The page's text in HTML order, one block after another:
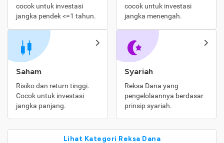
cocok untuk investasi
jangka pendek <=1 tahun.
cocok untuk investasi
jangka menengah.
Saham
Risiko dan return tinggi.
Cocok untuk investasi
jangka panjang.
Syariah
Reksa Dana yang
pengelolaannya berdasar
prinsip syariah.
Lihat Kategori Reksa Dana